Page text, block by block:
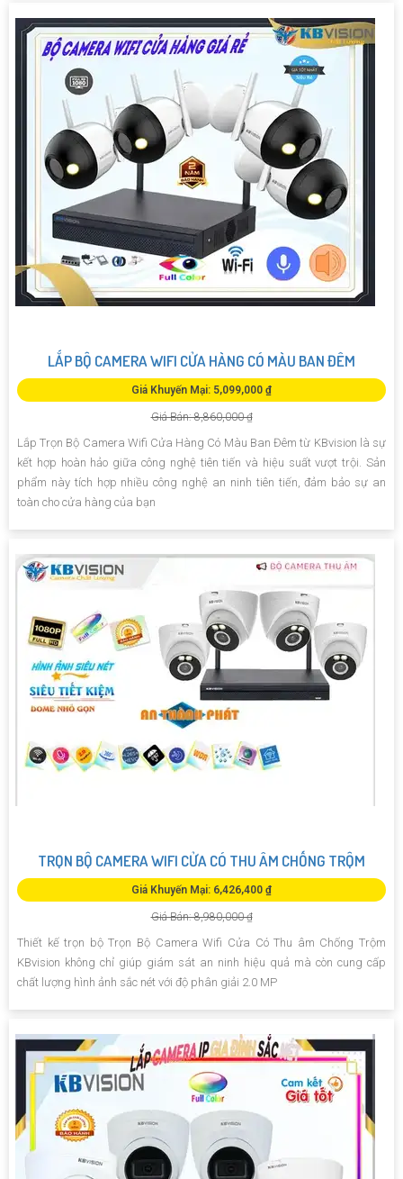
LẮP BỘ CAMERA WIFI CỬA HÀNG CÓ MÀU BAN ĐÊM
Giá Khuyến Mại: 5,099,000 ₫
Giá Bán: 8,860,000 ₫
Lắp Trọn Bộ Camera Wifi Cửa Hàng Có Màu Ban Đêm từ KBvision là sự
kết hợp hoàn hảo giữa công nghệ tiên tiến và hiệu suất vượt trội. Sản
phẩm này tích hợp nhiều công nghệ an ninh tiên tiến, đảm bảo sự an
toàn cho cửa hàng của bạn
TRỌN BỘ CAMERA WIFI CỬA CÓ THU ÂM CHỐNG TRỘM
Giá Khuyến Mại: 6,426,400 ₫
Giá Bán: 8,980,000 ₫
Thiết kế trọn bộ Trọn Bộ Camera Wifi Cửa Có Thu âm Chống Trộm
KBvision không chỉ giúp giám sát an ninh hiệu quả mà còn cung cấp
chất lượng hình ảnh sắc nét với độ phân giải 2.0 MP